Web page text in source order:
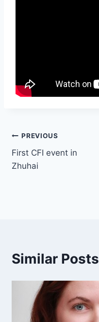
Post
navigation
PREVIOUS
First CFI event in
Zhuhai
Similar Posts